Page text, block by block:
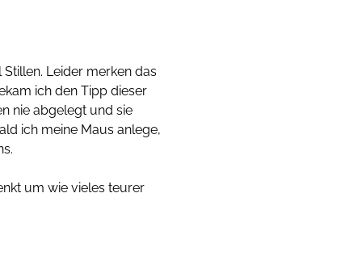
Leider merken das
ich den Tipp dieser
nie abgelegt und sie
ich meine Maus anlege,
um wie vieles teurer